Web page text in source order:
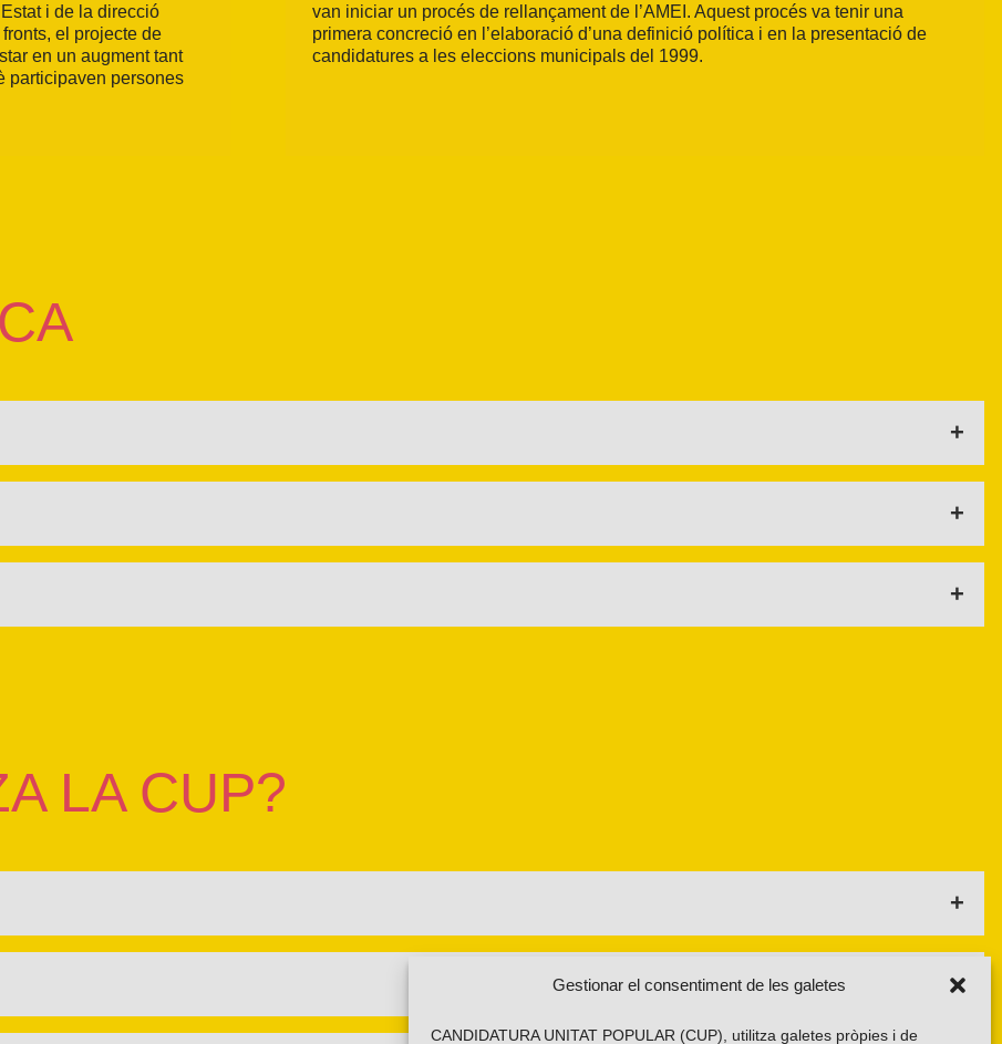
Gestionar el consentiment de les galetes
CANDIDATURA UNITAT POPULAR (CUP), utilitza galetes pròpies i de
i de la direcció
el projecte de
en un augment tant
participaven persones
van iniciar un procés de rellançament de l’AMEI. Aquest procés va tenir una
primera concreció en l’elaboració d’una definició política i en la presentació de
candidatures a les eleccions municipals del 1999.
la resta de moviments socials i col·lectius que formen el que coneixem com a Unitat Popular, amb la voluntat de
Catalans mitjançant campanyes, accions i mobilitzacions és necessari des del moment en què defensem que la
difusió discursiva i la intervenció directa com a forma de mobilització de les classes populars.
LA CUP?
finalitat és desenvolupar i incidir en la política local i en la nacional. La componen les persones militants i les persones
CUP, i que, tot reconeixent l’autonomia local, es comprometen amb la Declaració de Principis de la CUP, aquests
nacional. Actualment n’hi ha 166 repartides per tot el país.
d’Assemblees Locals, Comarcals i Nuclis de Suport del seu àmbit geogràfic. Cada Assemblea Territorial és un marc